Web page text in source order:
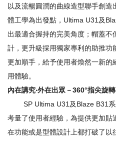
以及流暢圓潤的曲線造型聯手創造
體工學為出發點，Ultima U31及
出最適合握持的完美角度；帽蓋不
計，更升級採用獨家專利的助推
更加順手，給予使用者煥然一新的
用體驗。
內在講究‧外在出眾－360°指尖旋轉
SP Ultima U31及Blaze B31系
考量了使用者經驗，為提供更加
在功能或是型體設計上都打破了以